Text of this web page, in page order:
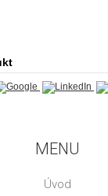
MENU
Úvod